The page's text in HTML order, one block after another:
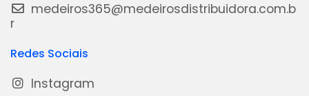
medeiros365@medeirosdistribuidora.com.b
r
Redes Sociais
Instagram